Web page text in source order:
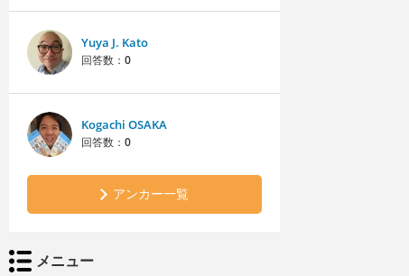
Yuya J. Kato
回答数： 0
Kogachi OSAKA
回答数： 0
アンカー一覧
メニュー